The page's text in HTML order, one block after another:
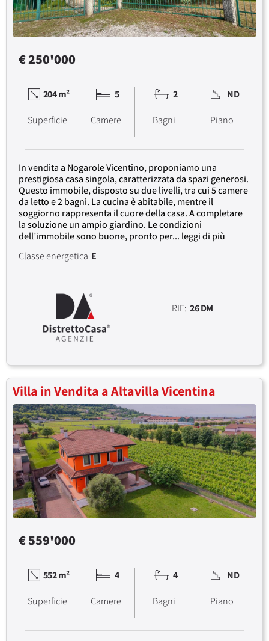
€ 250'000
204 m²
Superficie
5
Camere
2
Bagni
ND
Piano
In vendita a Nogarole Vicentino, proponiamo una
prestigiosa casa singola, caratterizzata da spazi generosi.
Questo immobile, disposto su due livelli, tra cui 5 camere
da letto e 2 bagni. La cucina è abitabile, mentre il
soggiorno rappresenta il cuore della casa. A completare
la soluzione un ampio giardino. Le condizioni
dell’immobile sono buone, pronto per... leggi di più
RIF: 26 DM
Classe energetica E
Villa in Vendita a Altavilla Vicentina
€ 559'000
552 m²
Superficie
4
Camere
4
Bagni
ND
Piano